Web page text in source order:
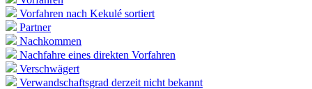
Vorfahren nach Kekulé sortiert
Partner
Nachkommen
Nachfahre eines direkten Vorfahren
Verschwägert
Verwandschaftsgrad derzeit nicht bekannt